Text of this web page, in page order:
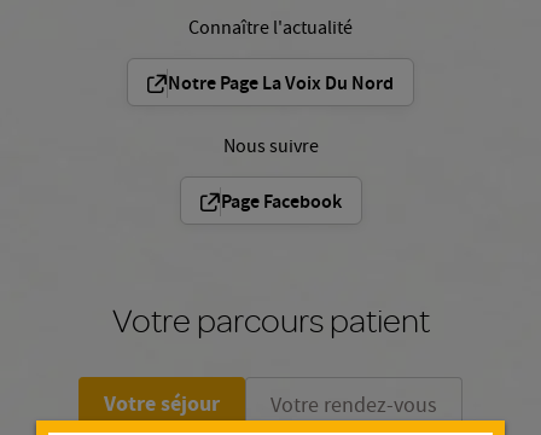
Connaître l'actualité
Notre Page La Voix Du Nord
Nous suivre
Page Facebook
Votre parcours patient
Votre séjour Votre rendez-vous